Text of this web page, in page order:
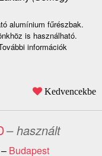
alumínium fűrészbak.
is használható.
információk
Kedvencekbe
– használt
Budapest